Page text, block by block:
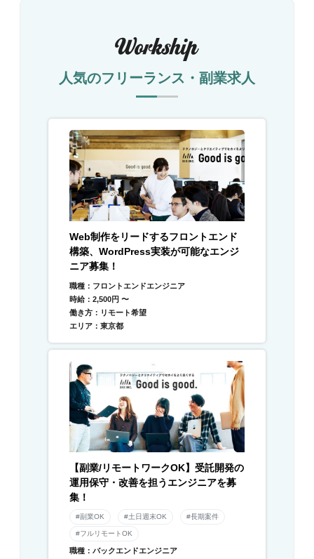
人気のフリーランス・副業求人
Web制作をリードするフロントエンド
構築、WordPress実装が可能なエンジ
ニア募集！
職種：フロントエンドエンジニア
時給：2,500円 〜
働き方：リモート希望
エリア：東京都
【副業/リモートワークOK】受託開発の
運用保守・改善を担うエンジニアを募
集！
#副業OK #土日週末OK #長期案件
#フルリモートOK
職種：バックエンドエンジニア